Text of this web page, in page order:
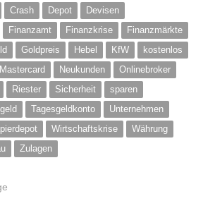
Crash Depot
Devisen
Finanzamt Finanzkrise
Finanzmärkte
Goldpreis Hebel KfW
kostenlos
Mastercard Neukunden
Onlinebroker
Riester Sicherheit
sparen
Tagesgeldkonto
Unternehmen
Wirtschaftskrise
Währung
Zulagen